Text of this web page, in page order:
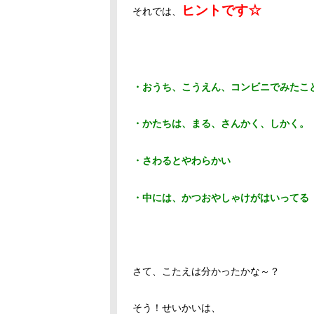
それでは、 ヒントです☆
・おうち、こうえん、コンビニでみたこ
・かたちは、まる、さんかく、しかく。
・さわるとやわらかい
・中には、かつおやしゃけがはいってる
さて、こたえは分かったかな～？
そう！せいかいは、